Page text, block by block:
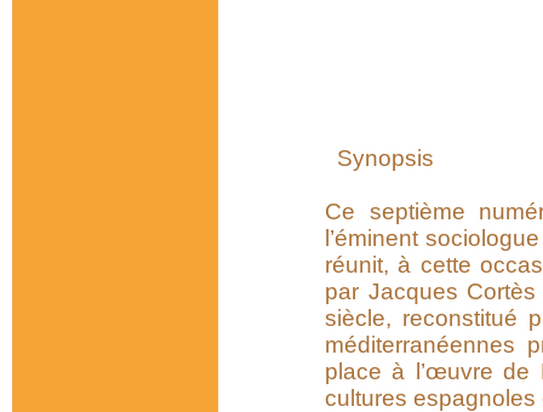
Synopsis
Ce septième
l’éminent
réunit, à cette
par Jacques
siècle, reconstitué
méditerranéennes
place à l’œuvre de
cultures espagnoles